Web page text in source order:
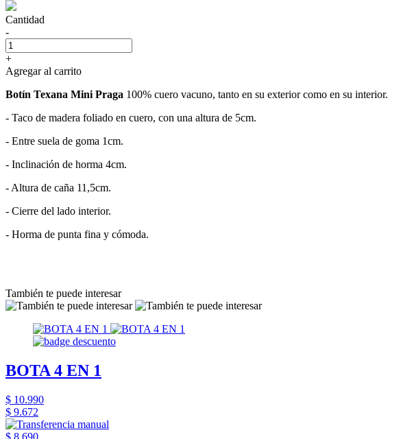
Cantidad
-
+
Agregar al carrito
Botín Texana Mini Praga 100% cuero vacuno, tanto en su exterior como en su interior.
- Taco de madera foliado en cuero, con una altura de 5cm.
- Entre suela de goma 1cm.
- Inclinación de horma 4cm.
- Altura de caña 11,5cm.
- Cierre del lado interior.
- Horma de punta fina y cómoda.
También te puede interesar
BOTA 4 EN 1
$ 10.990
$ 9.672
$ 8.690